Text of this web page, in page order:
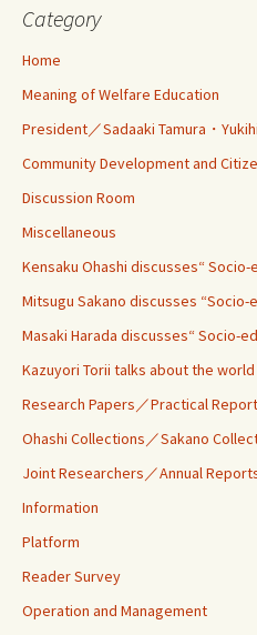
Category
Home
Meaning of Welfare Education
President／Sadaaki Tamura・
Community Development and
Discussion Room
Miscellaneous
Kensaku Ohashi discusses“ Socio-
Mitsugu Sakano discusses “Socio-
Masaki Harada discusses“ Socio-
Kazuyori Torii talks about the world
Research Papers／Practical
Ohashi Collections／Sakano
Joint Researchers／Annual
Information
Platform
Reader Survey
Operation and Management